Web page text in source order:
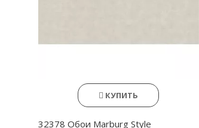
КУПИТЬ
32378 Обои Marburg Style